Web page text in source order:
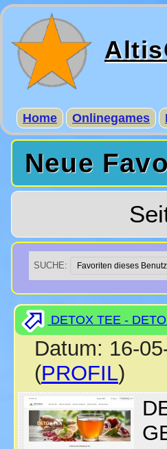
Home Onlinegames
Neue
SUCHE:
DETOX TEE -
Datum: 16-
(PROFIL)